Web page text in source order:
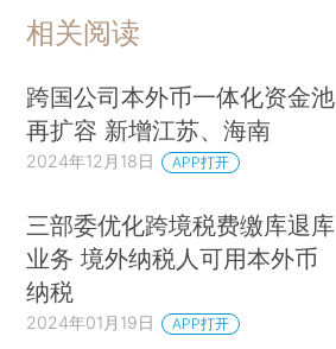
相关阅读
跨国公司本外币一体化资金池
再扩容 新增江苏、海南
2024年12月18日 APP打开
三部委优化跨境税费缴库退库
业务 境外纳税人可用本外币
纳税
2024年01月19日 APP打开